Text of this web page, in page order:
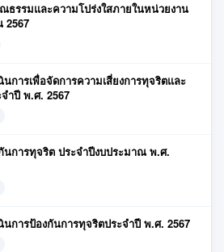
ธรรมและความโปร่งใสภายในหน่วยงาน
2567
นการเพื่อจัดการความเสี่ยงการทุจริตและ
ำปี พ.ศ. 2567
นการทุจริต ประจำปีงบประมาณ พ.ศ.
นการป้องกันการทุจริตประจำปี พ.ศ. 2567